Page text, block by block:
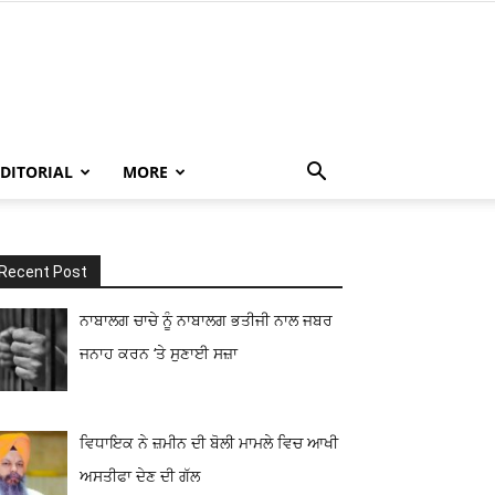
MORE
Recent Post
ਨਾਬਾਲਗ ਚਾਚੇ ਨੂੰ ਨਾਬਾਲਗ ਭਤੀਜੀ ਨਾਲ ਜਬਰ
ਜਨਾਹ ਕਰਨ ‘ਤੇ ਸੁਣਾਈ ਸਜ਼ਾ
ਵਿਧਾਇਕ ਨੇ ਜ਼ਮੀਨ ਦੀ ਬੋਲੀ ਮਾਮਲੇ ਵਿਚ ਆਖੀ
ਅਸਤੀਫਾ ਦੇਣ ਦੀ ਗੱਲ